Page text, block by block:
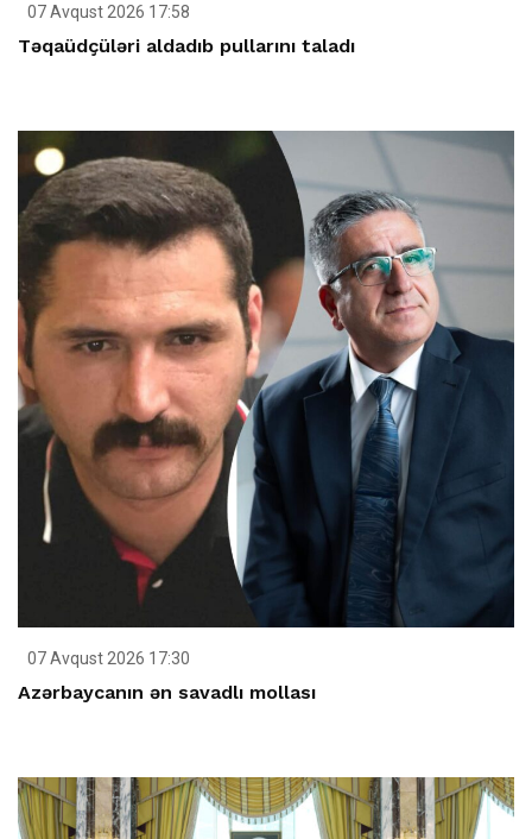
07 Avqust 2026 17:58
Təqaüdçüləri aldadıb pullarını taladı
07 Avqust 2026 17:30
Azərbaycanın ən savadlı mollası